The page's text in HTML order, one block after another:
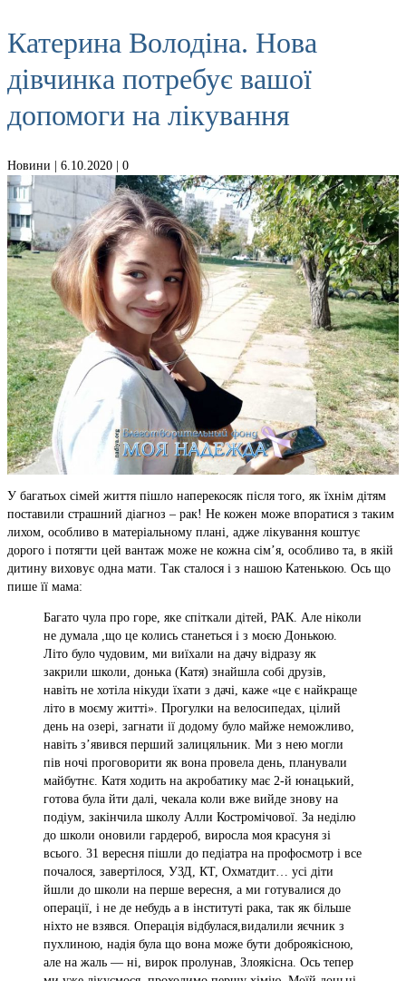
Катерина Володіна. Нова
дівчинка потребує вашої
допомоги на лікування
Новини | 6.10.2020 | 0
У багатьох сімей життя пішло наперекосяк після того, як їхнім дітям
поставили страшний діагноз – рак! Не кожен може впоратися з таким
лихом, особливо в матеріальному плані, адже лікування коштує
дорого і потягти цей вантаж може не кожна сім’я, особливо та, в якій
дитину виховує одна мати. Так сталося і з нашою Катенькою. Ось що
пише її мама:
Багато чула про горе, яке спіткали дітей, РАК. Але ніколи
не думала ,що це колись станеться і з моєю Донькою.
Літо було чудовим, ми виїхали на дачу відразу як
закрили школи, донька (Катя) знайшла собі друзів,
навіть не хотіла нікуди їхати з дачі, каже «це є найкраще
літо в моєму житті». Прогулки на велосипедах, цілий
день на озері, загнати ії додому було майже неможливо,
навіть з’явився перший залицяльник. Ми з нею могли
пів ночі проговорити як вона провела день, планували
майбутнє. Катя ходить на акробатику має 2-й юнацький,
готова була йти далі, чекала коли вже вийде знову на
подіум, закінчила школу Алли Костромічової. За неділю
до школи оновили гардероб, виросла моя красуня зі
всього. 31 вересня пішли до педіатра на профосмотр і все
почалося, завертілося, УЗД, КТ, Охматдит… усі діти
йшли до школи на перше вересня, а ми готувалися до
операції, і не де небудь а в інституті рака, так як більше
ніхто не взявся. Операція відбулася,видалили яєчник з
пухлиною, надія була що вона може бути доброякісною,
але на жаль — ні, вирок пролунав, Злоякісна. Ось тепер